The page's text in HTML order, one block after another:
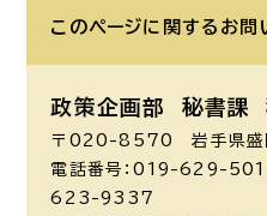
このページに関する お問
政策企画部 秘書課
〒020-8570 岩手県盛
電話番号：019-629-
623-9337